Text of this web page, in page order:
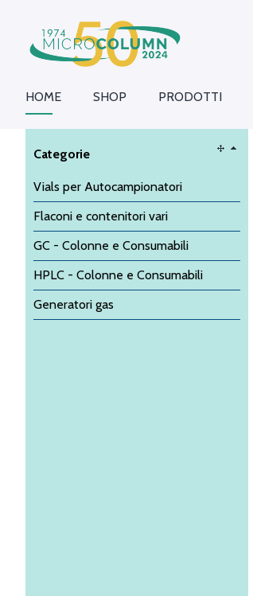
HOME SHOP PRODOTTI
Categorie
Vials per Autocampionatori
Flaconi e contenitori vari
GC - Colonne e Consumabili
HPLC - Colonne e Consumabili
Generatori gas